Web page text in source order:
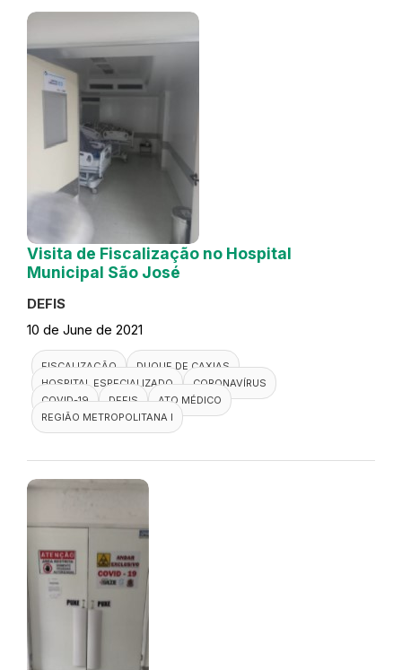
Visita de Fiscalização no Hospital
Municipal São José
DEFIS
10 de June de 2021
FISCALIZAÇÃO
DUQUE DE CAXIAS
HOSPITAL ESPECIALIZADO
CORONAVÍRUS
COVID-19
DEFIS
ATO MÉDICO
REGIÃO METROPOLITANA I